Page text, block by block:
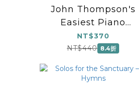
John Thompson's
Easiest Piano
Course – Part 2
(Book Only)
NT$370
NT$440 8.4折